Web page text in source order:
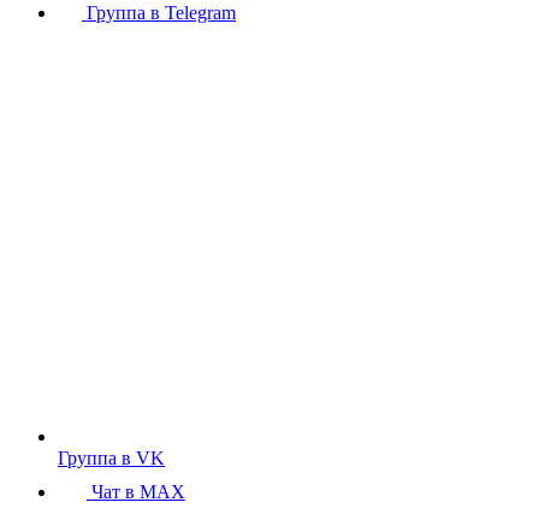
Группа в Telegram
Группа в VK
Чат в MAX